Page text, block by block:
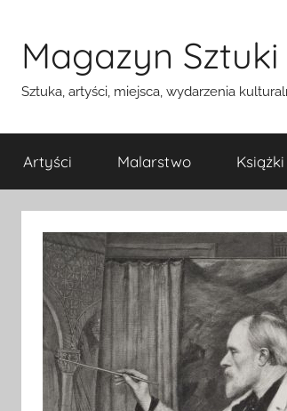
treściMagazyn
Sztuka, artyści, miejsca, wydarzenia
Artyści Malarstwo Książki